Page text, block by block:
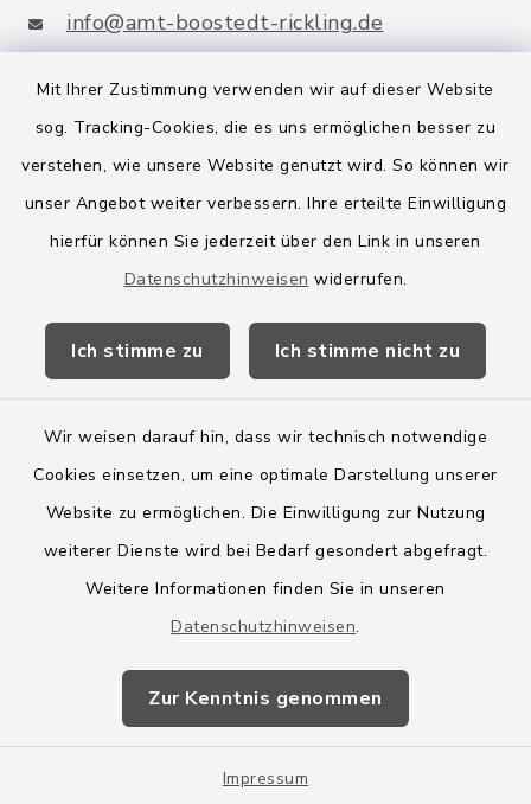
Mit Ihrer Zustimmung verwenden wir auf dieser Website
sog. Tracking-Cookies, die es uns ermöglichen besser zu
verstehen, wie unsere Website genutzt wird. So können wir
unser Angebot weiter verbessern. Ihre erteilte Einwilligung
hierfür können Sie jederzeit über den Link in unseren
Datenschutzhinweisen widerrufen.
Ich stimme zu Ich stimme nicht zu
Wir weisen darauf hin, dass wir technisch notwendige
Cookies einsetzen, um eine optimale Darstellung unserer
Website zu ermöglichen. Die Einwilligung zur Nutzung
weiterer Dienste wird bei Bedarf gesondert abgefragt.
Weitere Informationen finden Sie in unseren
Datenschutzhinweisen.
Zur Kenntnis genommen
Impressum
info@amt-boostedt-rickling.de
Quicklinks
Amt Boostedt-Rickling
Amtsbroschüre
Wege-Zweckverband
Barrierefreiheit
Impressum
Sitemap